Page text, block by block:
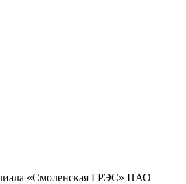
«Смоленская ГРЭС» ПАО